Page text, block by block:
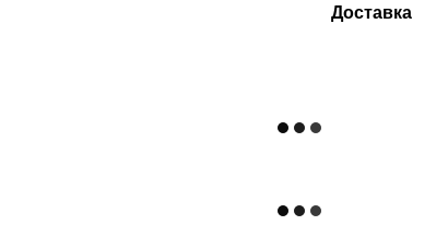
Доставка